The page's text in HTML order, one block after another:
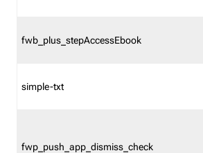
fwb_plus_stepAccessEbook
simple-txt
fwp_push_app_dismiss_check